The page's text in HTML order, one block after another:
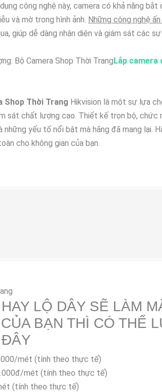
công nghệ này, camera có khả năng bắt
và mờ trong hình ảnh. Những công nghệ
giúp dễ dàng nhận diện và giám sát các
Bộ Camera Shop Thời TrangLắp camera
Shop Thời Trang Hikvision là một sự lựa
sát chất lượng cao. Thiết kế trọn bộ, chức
yếu tố nổi bật mà hãng đã mang lại.
cho không gian của bạn.
LỘ DÂY SẼ LÀM
BẠN THÌ CÓ THỂ
mét (tính theo thực tế)
mét (tính theo thực tế)
(tính theo thực tế)